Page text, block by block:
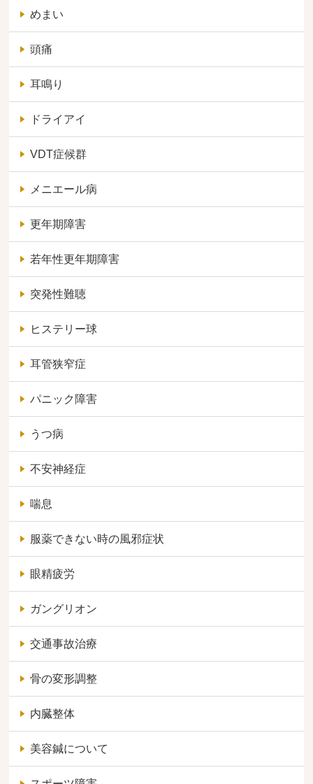
めまい
頭痛
耳鳴り
ドライアイ
VDT症候群
メニエール病
更年期障害
若年性更年期障害
突発性難聴
ヒステリー球
耳管狭窄症
パニック障害
うつ病
不安神経症
喘息
服薬できない時の風邪症状
眼精疲労
ガングリオン
交通事故治療
骨の変形調整
内臓整体
美容鍼について